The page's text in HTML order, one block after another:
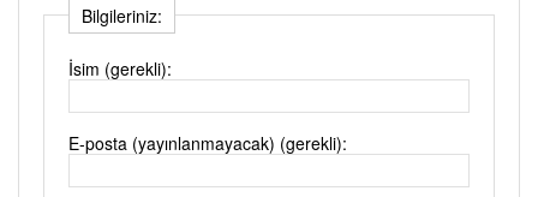
Bilgileriniz:
İsim (gerekli):
E-posta (yayınlanmayacak) (gerekli):